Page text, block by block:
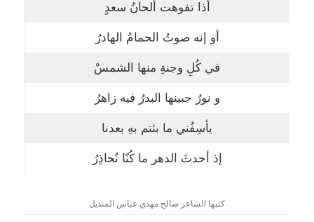
أذا تفوهت ألحانُ سعدٍ
أو إنه صوتُ الحمامُ الهادرُ
في كُلِ وجنةِ منها الشمسْ
و نورُ جبينها البدرُ فيه زاهرُ
يأسِفُني ما بئتم بهِ بعدنا
إذ أحدثَ الدهر ما كُنّا نُحاذِرُ
كتبها الشاعر صالح مهدي عباس المنديل